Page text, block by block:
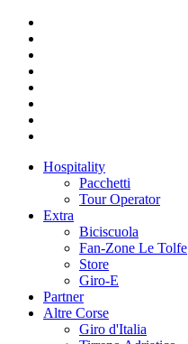
Hospitality
Pacchetti
Tour Operator
Extra
Biciscuola
Fan-Zone Le Tolfe
Store
Giro-E
Partner
Altre Corse
Giro d'Italia